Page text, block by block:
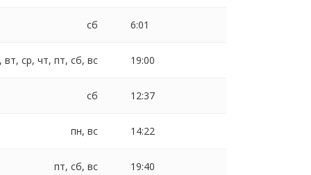
сб 6:01
вт, ср, чт, пт, сб, вс 19:00
сб 12:37
пн, вс 14:22
пт, сб, вс 19:40